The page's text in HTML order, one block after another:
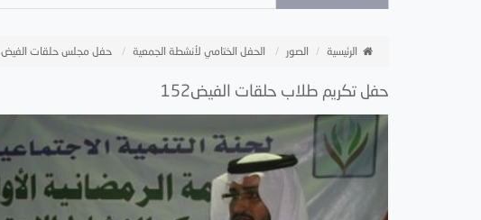
الرئيسية الصور الحفل الختامي لأنشطة الجمعية حفل مجلس حلقات الفيض
حفل تكريم طلاب حلقات الفيض152